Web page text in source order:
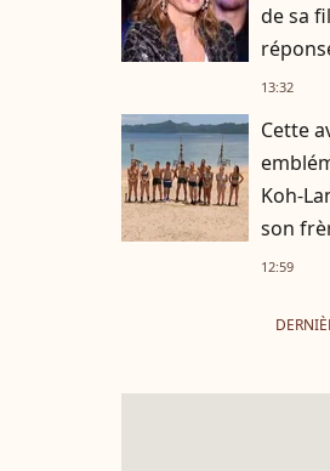
de sa
!13:32
Cette
Koh-
son
12:59